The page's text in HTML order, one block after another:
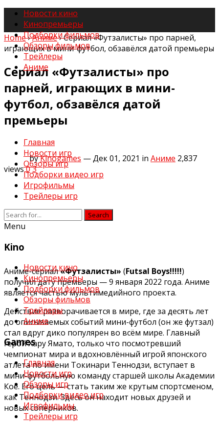
Новости кино
Кинопремьеры
Подборки фильмов
Обзоры фильмов
Трейлеры
Аниме
Главная
Новости игр
Обзоры игр
Подборки видео игр
Игрофильмы
Трейлеры игр
Search
Menu
Kino
Новости кино
Кинопремьеры
Подборки фильмов
Обзоры фильмов
Трейлеры
Аниме
Games
Главная
Новости игр
Обзоры игр
Подборки видео игр
Игрофильмы
Трейлеры игр
Home›Аниме›Сериал «Футзалисты» про парней,
играющих в мини-футбол, обзавёлся датой премьеры
Сериал «Футзалисты» про
парней, играющих в мини-
футбол, обзавёлся датой
премьеры
byKinogames — Дек 01, 2021 in Аниме 2,837
views03
Аниме-сериал«Футзалисты» (Futsal Boys!!!!!)
получил дату премьеры — 9 января 2022 года. Аниме
является частью мультимедийного проекта.
Действие разворачивается в мире, где за десять лет
до описываемых событий мини-футбол (он же футзал)
стал вдруг дико популярен во всём мире. Главный
герой Хару Ямато, только что посмотревший
чемпионат мира и вдохновлённый игрой японского
атлета по имени Токинари Теннодзи, вступает в
мини-футбольную команду старшей школы Академии
Коё. Его цель — стать таким же крутым спортсменом,
как Теннодзи. Здесь он находит новых друзей и
новых соперников.